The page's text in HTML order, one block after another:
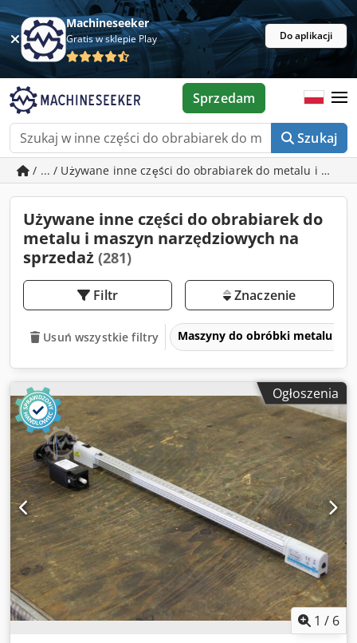
Machineseeker
Gratis w sklepie Play Do aplikacji
Szukaj
Sprzedam
/ ... / Używane inne części do obrabiarek do metalu i
Używane inne części do obrabiarek do
metalu i maszyn narzędziowych na
sprzedaż (281)
Filtr Znaczenie
Usuń wszystkie filtry Maszyny do obróbki metalu i
Ogłoszenia
1 / 6